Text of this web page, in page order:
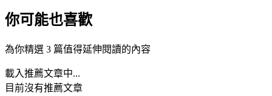
你可能也喜歡
為你精選 3 篇值得延伸閱讀的內容
載入推薦文章中...
目前沒有推薦文章